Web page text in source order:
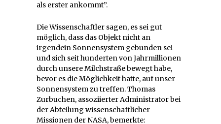
als erster ankommt”.
Die Wissenschaftler sagen, es sei gut
möglich, dass das Objekt nicht an
irgendein Sonnensystem gebunden sei
und sich seit hunderten von Jahrmillionen
durch unsere Milchstraße bewegt habe,
bevor es die Möglichkeit hatte, auf unser
Sonnensystem zu treffen. Thomas
Zurbuchen, assoziierter Administrator bei
der Abteilung wissenschaftlicher
Missionen der NASA, bemerkte: